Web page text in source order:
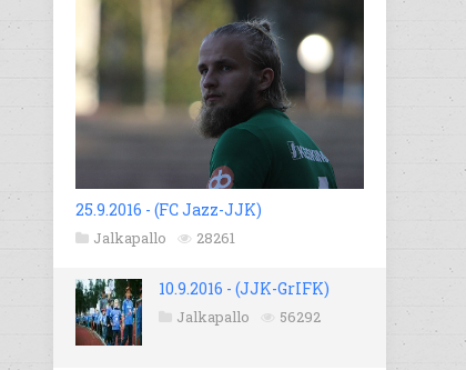
25.9.2016 - (FC Jazz-JJK)
Jalkapallo 28261
10.9.2016 - (JJK-GrIFK)
Jalkapallo 56292